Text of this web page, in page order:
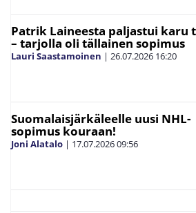
Patrik Laineesta paljastui karu
– tarjolla oli tällainen sopimus
Lauri Saastamoinen | 26.07.2026 16:20
Suomalaisjärkäleelle uusi NHL-
sopimus kouraan!
Joni Alatalo | 17.07.202609:56